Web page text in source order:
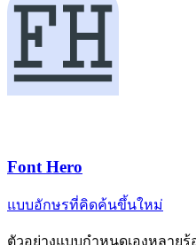
Font Hero
แบบอักษรที่คิดค้นขึ้นใหม่
ตัวอย่างแบบกำหนดเองหลาย